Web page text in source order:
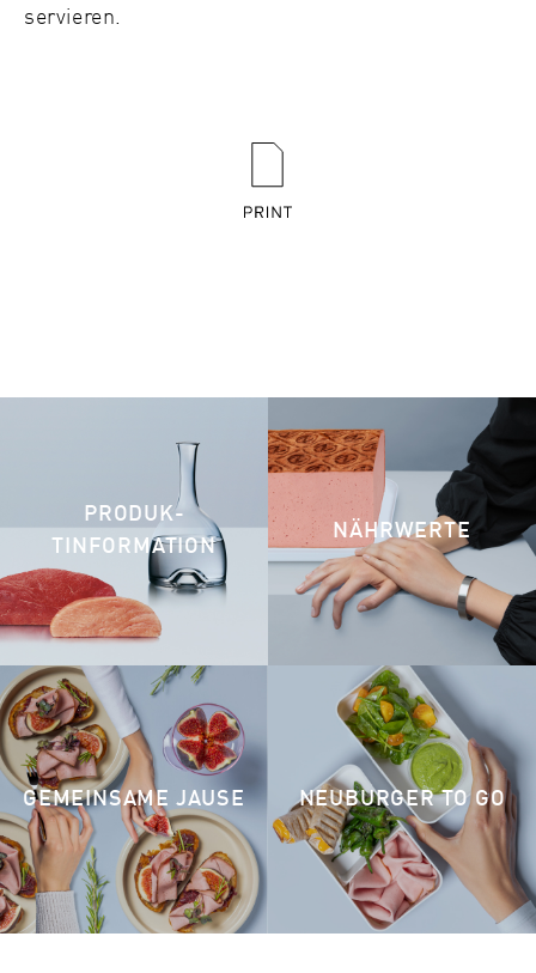
servieren.
PRODUK­
TINFORMATION
NÄHRWERTE
GEMEINSAME JAUSE NEUBURGER TO GO